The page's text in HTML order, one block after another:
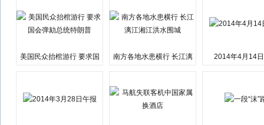
美国民众抬棺游行 要求国
南方各地水患横行 长江漓
2014年4月14